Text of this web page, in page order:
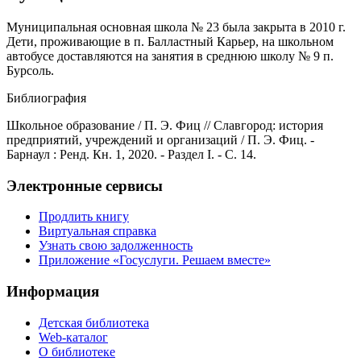
Муниципальная основная школа № 23 была закрыта в 2010 г.
Дети, проживающие в п. Балластный Карьер, на школьном
автобусе доставляются на занятия в среднюю школу № 9 п.
Бурсоль.
Библиография
Школьное образование / П. Э. Фиц // Славгород: история
предприятий, учреждений и организаций / П. Э. Фиц. -
Барнаул : Ренд. Кн. 1, 2020. - Раздел I. - С. 14.
Электронные сервисы
Продлить книгу
Виртуальная справка
Узнать свою задолженность
Приложение «Госуслуги. Решаем вместе»
Информация
Детская библиотека
Web-каталог
О библиотеке